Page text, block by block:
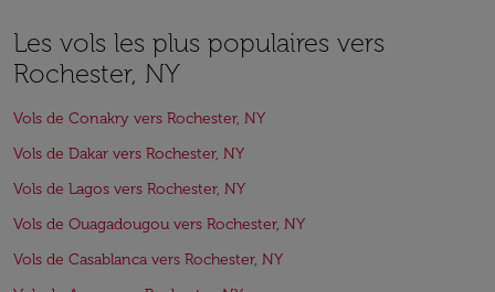
Les vols les plus populaires vers
Rochester, NY
Vols de Conakry vers Rochester, NY
Vols de Dakar vers Rochester, NY
Vols de Lagos vers Rochester, NY
Vols de Ouagadougou vers Rochester, NY
Vols de Casablanca vers Rochester, NY